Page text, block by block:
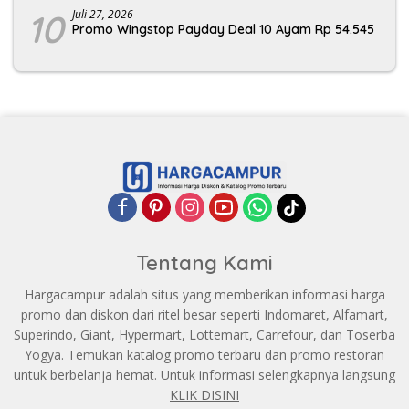
10 Juli 27, 2026
Promo Wingstop Payday Deal 10 Ayam Rp 54.545
Tentang Kami
Hargacampur adalah situs yang memberikan informasi harga
promo dan diskon dari ritel besar seperti Indomaret, Alfamart,
Superindo, Giant, Hypermart, Lottemart, Carrefour, dan Toserba
Yogya. Temukan katalog promo terbaru dan promo restoran
untuk berbelanja hemat. Untuk informasi selengkapnya langsung
KLIK DISINI